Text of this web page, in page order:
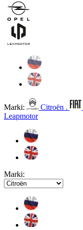
Marki: Citroën .
Leapmotor
Marki: